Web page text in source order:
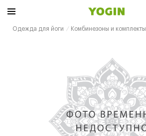
Одежда для йоги Комбинезоны и комплекты